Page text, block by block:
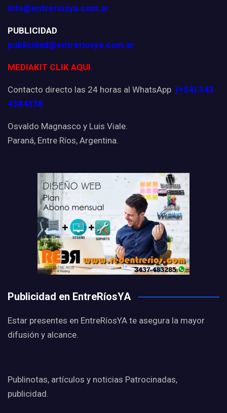
info@entreriosya.com.ar
PUBLICIDAD
publicidad@entreriosya.com.ar
MEDIAKIT CLIK AQUI
Contacto directo las 24 horas al WhatsApp (+54) 343
4384338
Osvaldo Magnasco y Luis Viale.
Paraná, Entre Ríos, Argentina.
Publicidad en EntreRíosYA
Estar presentes en EntreRíosYA te asegura la mayor
difusión y alcance.
Publinotas, artículos y noticias Patrocinadas,
publicidad.